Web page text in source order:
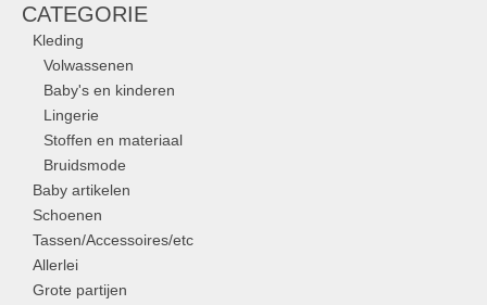
CATEGORIE
Kleding
Volwassenen
Baby's en kinderen
Lingerie
Stoffen en materiaal
Bruidsmode
Baby artikelen
Schoenen
Tassen/Accessoires/etc
Allerlei
Grote partijen